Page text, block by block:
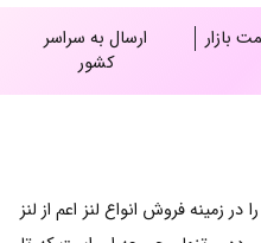
بازار
ارسال به سراسر
کشور
از سال 1392 کار خود را در زمینه فروش انواع لنز اعم از لنز